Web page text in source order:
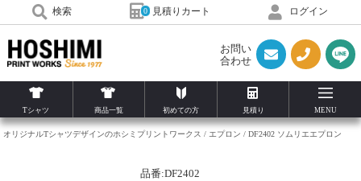
検索 0 見積りカート ログイン
お問い
合わせ
Tシャツ 商品一覧 初めての方 見積り MENU
オリジナルTシャツデザインのホシミプリントワークス エプロン DF2402 ソムリエエプロン
品番:DF2402